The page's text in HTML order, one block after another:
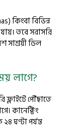
কিংবা বিভিন্ন
তবে সরাসরি
সাশ্রয়ী ডিল
লাগে?
ফ্লাইটে পৌঁছাতে
কানেক্টিং
ঘণ্টা পর্যন্ত